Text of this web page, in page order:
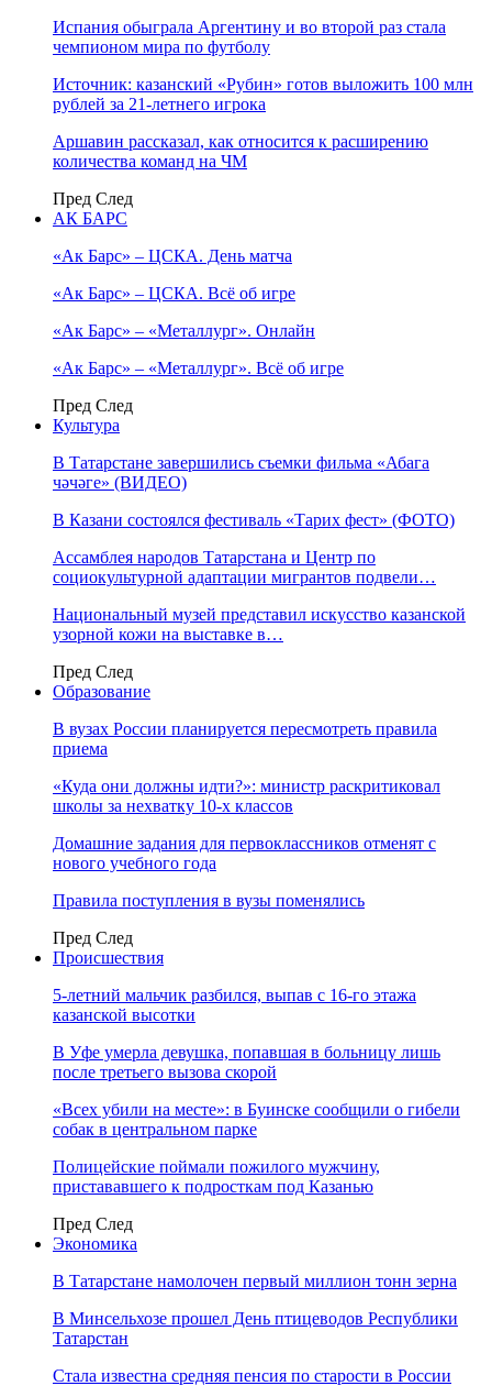
Испания обыграла Аргентину и во второй раз стала
чемпионом мира по футболу
Источник: казанский «Рубин» готов выложить 100 млн
рублей за 21-летнего игрока
Аршавин рассказал, как относится к расширению
количества команд на ЧМ
Пред След
АК БАРС
«Ак Барс» – ЦСКА. День матча
«Ак Барс» – ЦСКА. Всё об игре
«Ак Барс» – «Металлург». Онлайн
«Ак Барс» – «Металлург». Всё об игре
Пред След
Культура
В Татарстане завершились съемки фильма «Абага
чәчәге» (ВИДЕО)
В Казани состоялся фестиваль «Тарих фест» (ФОТО)
Ассамблея народов Татарстана и Центр по
социокультурной адаптации мигрантов подвели…
Национальный музей представил искусство казанской
узорной кожи на выставке в…
Пред След
Образование
В вузах России планируется пересмотреть правила
приема
«Куда они должны идти?»: министр раскритиковал
школы за нехватку 10-х классов
Домашние задания для первоклассников отменят с
нового учебного года
Правила поступления в вузы поменялись
Пред След
Происшествия
5-летний мальчик разбился, выпав с 16-го этажа
казанской высотки
В Уфе умерла девушка, попавшая в больницу лишь
после третьего вызова скорой
«Всех убили на месте»: в Буинске сообщили о гибели
собак в центральном парке
Полицейские поймали пожилого мужчину,
пристававшего к подросткам под Казанью
Пред След
Экономика
В Татарстане намолочен первый миллион тонн зерна
В Минсельхозе прошел День птицеводов Республики
Татарстан
Стала известна средняя пенсия по старости в России